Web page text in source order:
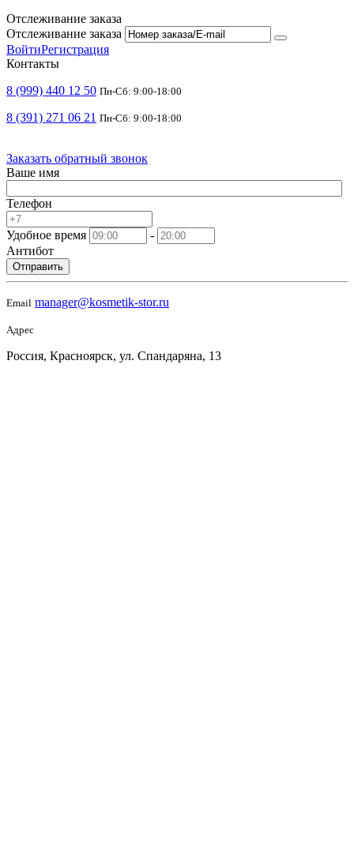
Отслеживание заказа
Отслеживание заказа
ВойтиРегистрация
Контакты
8 (999) 440 12 50 Пн-Сб: 9:00-18:00
8 (391) 271 06 21 Пн-Сб: 9:00-18:00
Заказать обратный звонок
Ваше имя
Телефон
Удобное время
-
Антибот
Отправить
Email manager@kosmetik-stor.ru
Адрес
Россия, Красноярск, ул. Спандаряна, 13